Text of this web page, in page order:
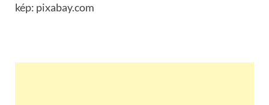
kép: pixabay.com